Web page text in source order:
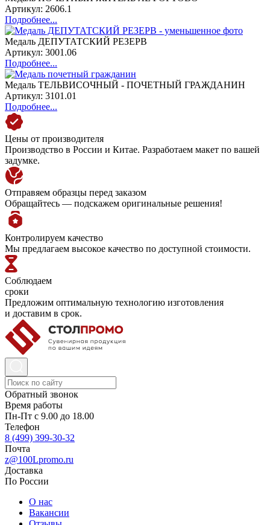
Артикул: 2606.1
Подробнее...
Медаль ДЕПУТАТСКИЙ РЕЗЕРВ
Артикул: 3001.06
Подробнее...
Медаль ТЕЛЬВИСОЧНЫЙ - ПОЧЕТНЫЙ ГРАЖДАНИН
Артикул: 3101.01
Подробнее...
Цены от производителя
Производство в России и Китае. Разработаем макет по вашей
задумке.
Отправяем образцы перед заказом
Обращайтесь — подскажем оригинальные решения!
Контролируем качество
Мы предлагаем высокое качество по доступной стоимости.
Соблюдаем
сроки
Предложим оптимальную технологию изготовления
и доставим в срок.
Обратный звонок
Время работы
Пн-Пт с 9.00 до 18.00
Телефон
8 (499) 399-30-32
Почта
z@100Lpromo.ru
Доставка
По России
О нас
Вакансии